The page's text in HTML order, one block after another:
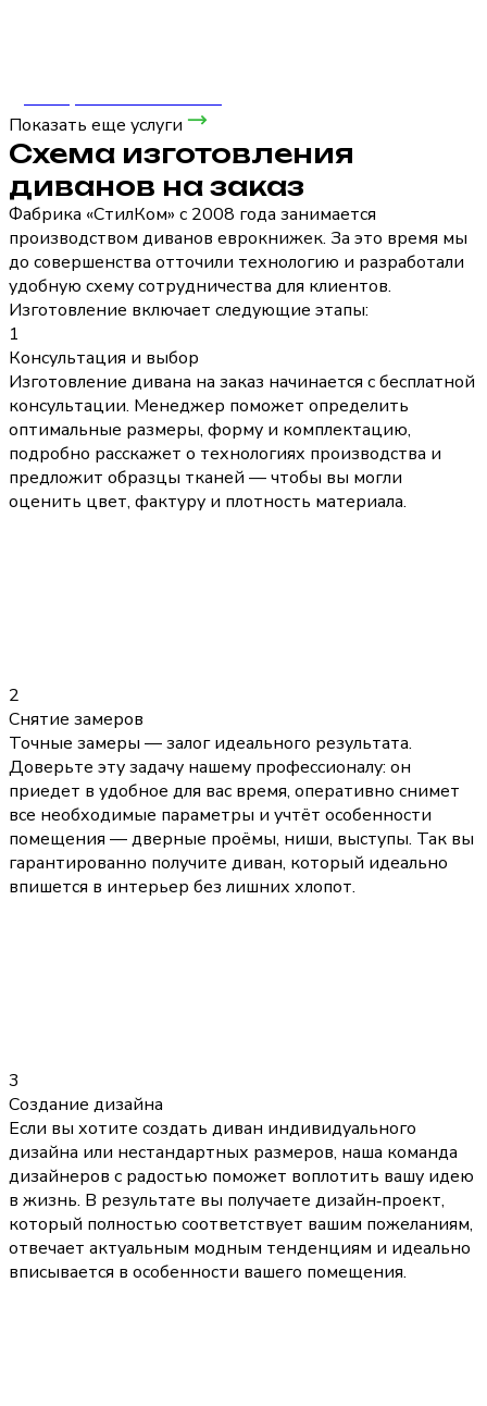
Показать еще услуги
Схема изготовления
диванов на заказ
Фабрика «СтилКом» с 2008 года занимается
производством диванов еврокнижек. За это время мы
до совершенства отточили технологию и разработали
удобную схему сотрудничества для клиентов.
Изготовление включает следующие этапы:
1
Консультация и выбор
Изготовление дивана на заказ начинается с бесплатной
консультации. Менеджер поможет определить
оптимальные размеры, форму и комплектацию,
подробно расскажет о технологиях производства и
предложит образцы тканей — чтобы вы могли
оценить цвет, фактуру и плотность материала.
2
Снятие замеров
Точные замеры — залог идеального результата.
Доверьте эту задачу нашему профессионалу: он
приедет в удобное для вас время, оперативно снимет
все необходимые параметры и учтёт особенности
помещения — дверные проёмы, ниши, выступы. Так вы
гарантированно получите диван, который идеально
впишется в интерьер без лишних хлопот.
3
Создание дизайна
Если вы хотите создать диван индивидуального
дизайна или нестандартных размеров, наша команда
дизайнеров с радостью поможет воплотить вашу идею
в жизнь. В результате вы получаете дизайн‑проект,
который полностью соответствует вашим пожеланиям,
отвечает актуальным модным тенденциям и идеально
вписывается в особенности вашего помещения.